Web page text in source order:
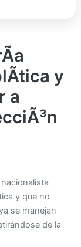
y
a
y que no
se manejan
de la